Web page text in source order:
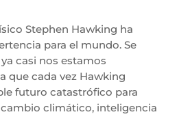
Stephen Hawking ha
para el mundo. Se
casi nos estamos
que cada vez Hawking
futuro catastrófico para
climático, inteligencia